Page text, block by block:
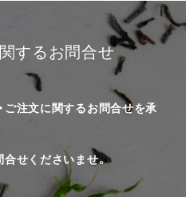
するお問合せ
ご注文に関するお問合せを承
合せくださいませ。